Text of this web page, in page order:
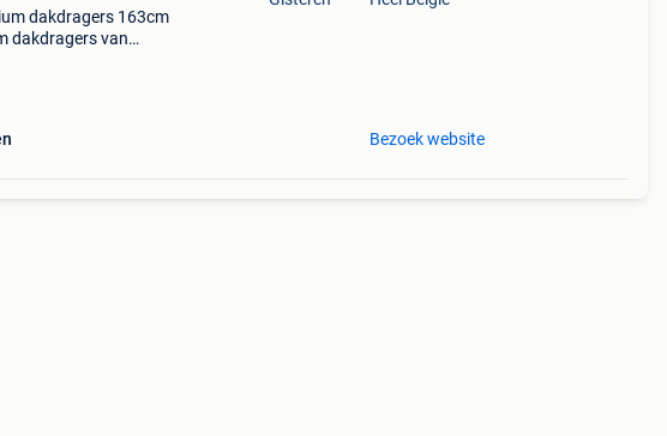
dakdragers 163cm
dakdragers van
Bezoek website